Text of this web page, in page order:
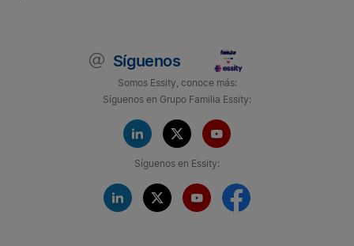
Síguenos
Somos Essity, conoce más:
Síguenos en Grupo Familia Essity:
Síguenos en Essity: